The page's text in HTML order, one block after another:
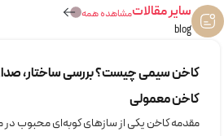
سایر مقالات
blog
مشاهده همه
کاخن سیمی چیست؟ بررسی ساختار،
کاخن معمولی
مقدمه کاخن یکی از سازهای کوبه‌ای محبوب